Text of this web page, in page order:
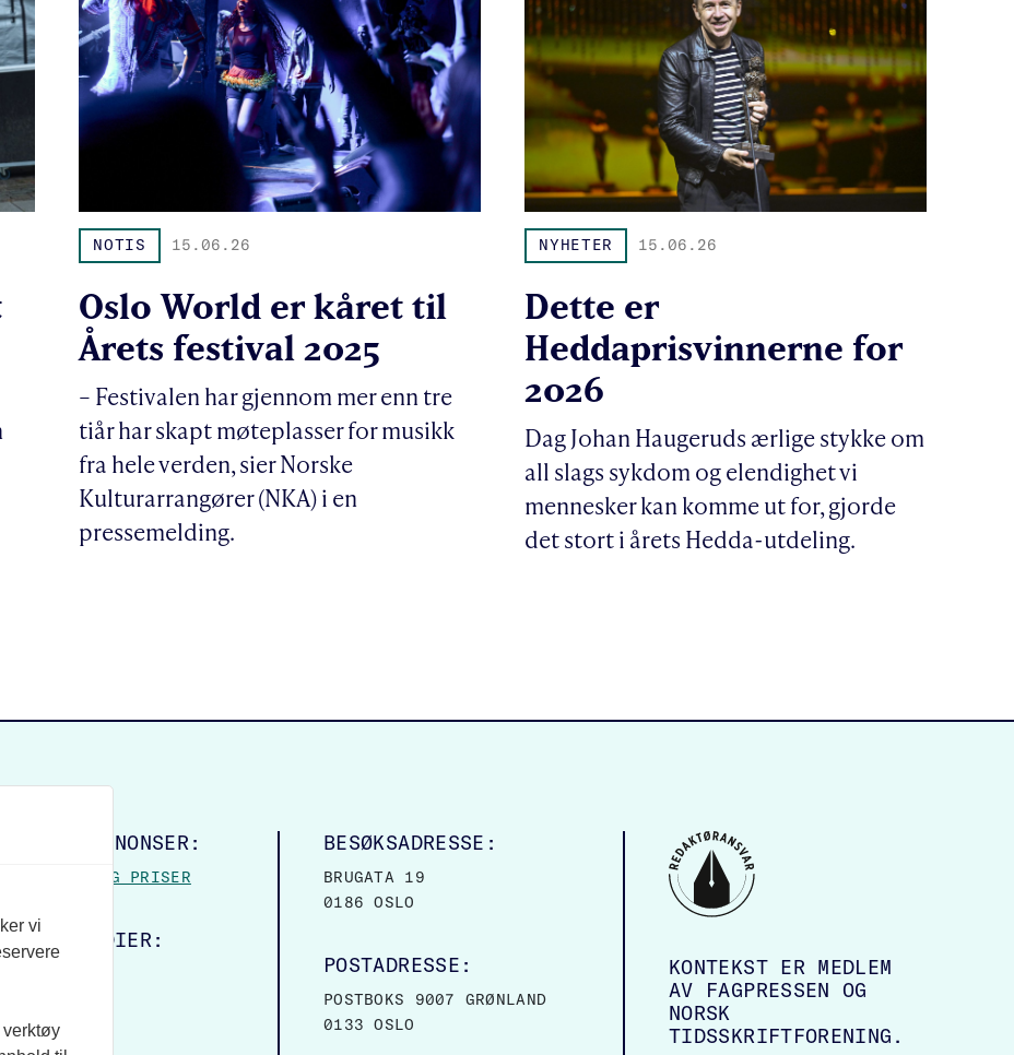
NOTIS 15.06.26
Oslo World er kåret til
Årets festival 2025
– Festivalen har gjennom mer enn tre
tiår har skapt møteplasser for musikk
fra hele verden, sier Norske
Kulturarrangører (NKA) i en
pressemelding.
NYHETER 15.06.26
Dette er
Heddaprisvinnerne for
2026
Dag Johan Haugeruds ærlige stykke om
all slags sykdom og elendighet vi
mennesker kan komme ut for, gjorde
det stort i årets Hedda-utdeling.
OG PRISER
MEDIER:
BESØKSADRESSE:
BRUGATA 19
0186 OSLO
POSTADRESSE:
POSTBOKS 9007 GRØNLAND
0133 OSLO
KONTEKST ER MEDLEM
AV FAGPRESSEN OG
NORSK
TIDSSKRIFTFORENING.
vi